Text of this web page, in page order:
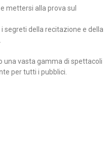
mettersi alla prova sul
segreti della recitazione e della
una vasta gamma di spettacoli
per tutti i pubblici.